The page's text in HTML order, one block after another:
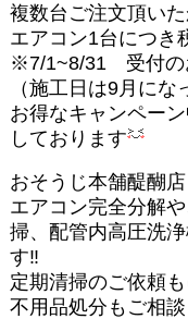
複数台ご注文頂い
エアコン1台につき
※7/1~8/31 受付の
（施工日は9月にな
お得なキャンペー
しております
おそうじ本舗醍醐
エアコン完全分解
掃、配管内高圧洗
す‼️
定期清掃のご依頼
不用品処分もご相談